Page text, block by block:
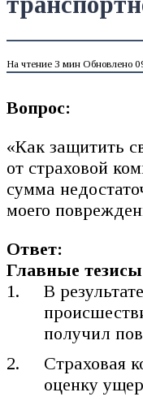
На чтение 3 мин Обновлено
Вопрос:
«Как защитить
от страховой
сумма
моего
Ответ:
Главные тезисы
В
получил
Страховая
оценку